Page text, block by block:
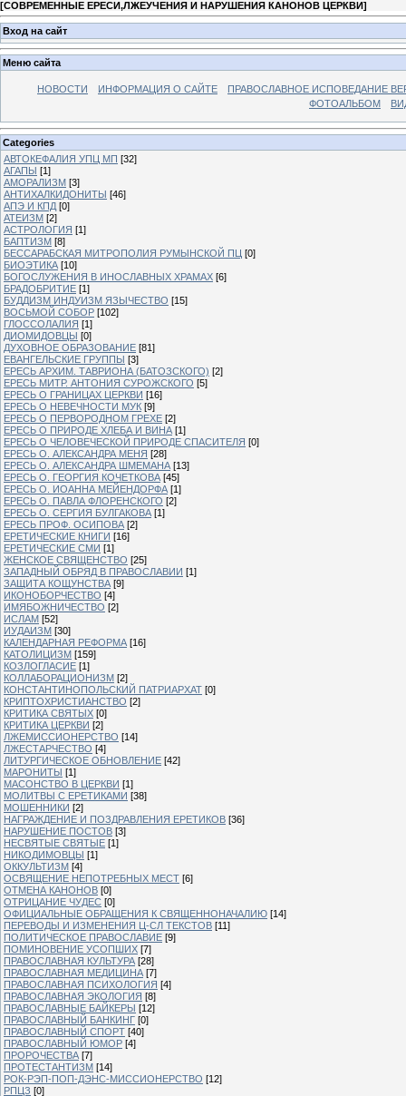
[СОВРЕМЕННЫЕ ЕРЕСИ,ЛЖЕУЧЕНИЯ И НАРУШЕНИЯ КАНОНОВ ЦЕРКВИ]
Вход на сайт
Меню сайта
НОВОСТИ ИНФОРМАЦИЯ О САЙТЕ
ПРАВОСЛАВНОЕ ИСПОВЕДАНИЕ
ФОТОАЛЬБОМ
Categories
АВТОКЕФАЛИЯ УПЦ МП [32]
АГАПЫ [1]
АМОРАЛИЗМ [3]
АНТИХАЛКИДОНИТЫ [46]
АПЭ И КПД [0]
АТЕИЗМ [2]
АСТРОЛОГИЯ [1]
БАПТИЗМ [8]
БЕССАРАБСКАЯ МИТРОПОЛИЯ РУМЫНСКОЙ ПЦ [0]
БИОЭТИКА [10]
БОГОСЛУЖЕНИЯ В ИНОСЛАВНЫХ ХРАМАХ [6]
БРАДОБРИТИЕ [1]
БУДДИЗМ ИНДУИЗМ ЯЗЫЧЕСТВО [15]
ВОСЬМОЙ СОБОР [102]
ГЛОССОЛАЛИЯ [1]
ДИОМИДОВЦЫ [0]
ДУХОВНОЕ ОБРАЗОВАНИЕ [81]
ЕВАНГЕЛЬСКИЕ ГРУППЫ [3]
ЕРЕСЬ АРХИМ. ТАВРИОНА (БАТОЗСКОГО) [2]
ЕРЕСЬ МИТР. АНТОНИЯ СУРОЖСКОГО [5]
ЕРЕСЬ О ГРАНИЦАХ ЦЕРКВИ [16]
ЕРЕСЬ О НЕВЕЧНОСТИ МУК [9]
ЕРЕСЬ О ПЕРВОРОДНОМ ГРЕХЕ [2]
ЕРЕСЬ О ПРИРОДЕ ХЛЕБА И ВИНА [1]
ЕРЕСЬ О ЧЕЛОВЕЧЕСКОЙ ПРИРОДЕ СПАСИТЕЛЯ [0]
ЕРЕСЬ О. АЛЕКСАНДРА МЕНЯ [28]
ЕРЕСЬ О. АЛЕКСАНДРА ШМЕМАНА [13]
ЕРЕСЬ О. ГЕОРГИЯ КОЧЕТКОВА [45]
ЕРЕСЬ О. ИОАННА МЕЙЕНДОРФА [1]
ЕРЕСЬ О. ПАВЛА ФЛОРЕНСКОГО [2]
ЕРЕСЬ О. СЕРГИЯ БУЛГАКОВА [1]
ЕРЕСЬ ПРОФ. ОСИПОВА [2]
ЕРЕТИЧЕСКИЕ КНИГИ [16]
ЕРЕТИЧЕСКИЕ СМИ [1]
ЖЕНСКОЕ СВЯЩЕНСТВО [25]
ЗАПАДНЫЙ ОБРЯД В ПРАВОСЛАВИИ [1]
ЗАЩИТА КОЩУНСТВА [9]
ИКОНОБОРЧЕСТВО [4]
ИМЯБОЖНИЧЕСТВО [2]
ИСЛАМ [52]
ИУДАИЗМ [30]
КАЛЕНДАРНАЯ РЕФОРМА [16]
КАТОЛИЦИЗМ [159]
КОЗЛОГЛАСИЕ [1]
КОЛЛАБОРАЦИОНИЗМ [2]
КОНСТАНТИНОПОЛЬСКИЙ ПАТРИАРХАТ [0]
КРИПТОХРИСТИАНСТВО [2]
КРИТИКА СВЯТЫХ [0]
КРИТИКА ЦЕРКВИ [2]
ЛЖЕМИССИОНЕРСТВО [14]
ЛЖЕСТАРЧЕСТВО [4]
ЛИТУРГИЧЕСКОЕ ОБНОВЛЕНИЕ [42]
МАРОНИТЫ [1]
МАСОНСТВО В ЦЕРКВИ [1]
МОЛИТВЫ С ЕРЕТИКАМИ [38]
МОШЕННИКИ [2]
НАГРАЖДЕНИЕ И ПОЗДРАВЛЕНИЯ ЕРЕТИКОВ [36]
НАРУШЕНИЕ ПОСТОВ [3]
НЕСВЯТЫЕ СВЯТЫЕ [1]
НИКОДИМОВЦЫ [1]
ОККУЛЬТИЗМ [4]
ОСВЯЩЕНИЕ НЕПОТРЕБНЫХ МЕСТ [6]
ОТМЕНА КАНОНОВ [0]
ОТРИЦАНИЕ ЧУДЕС [0]
ОФИЦИАЛЬНЫЕ ОБРАЩЕНИЯ К СВЯЩЕННОНАЧАЛИЮ [14]
ПЕРЕВОДЫ И ИЗМЕНЕНИЯ Ц-СЛ ТЕКСТОВ [11]
ПОЛИТИЧЕСКОЕ ПРАВОСЛАВИЕ [9]
ПОМИНОВЕНИЕ УСОПШИХ [7]
ПРАВОСЛАВНАЯ КУЛЬТУРА [28]
ПРАВОСЛАВНАЯ МЕДИЦИНА [7]
ПРАВОСЛАВНАЯ ПСИХОЛОГИЯ [4]
ПРАВОСЛАВНАЯ ЭКОЛОГИЯ [8]
ПРАВОСЛАВНЫЕ БАЙКЕРЫ [12]
ПРАВОСЛАВНЫЙ БАНКИНГ [0]
ПРАВОСЛАВНЫЙ СПОРТ [40]
ПРАВОСЛАВНЫЙ ЮМОР [4]
ПРОРОЧЕСТВА [7]
ПРОТЕСТАНТИЗМ [14]
РОК-РЭП-ПОП-ДЭНС-МИССИОНЕРСТВО [12]
РПЦЗ [0]